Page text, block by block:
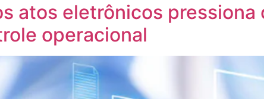
atos eletrônicos
operacional